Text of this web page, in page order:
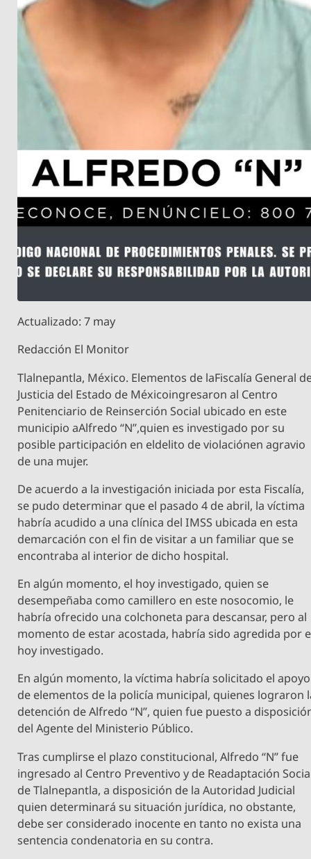
Actualizado: 7 may
Redacción El Monitor
Tlalnepantla, México. Elementos de laFiscalía General
Justicia del Estado de Méxicoingresaron al Centro
Penitenciario de Reinserción Social ubicado en este
municipio aAlfredo “N”,quien es investigado por su
posible participación en eldelito de violaciónen agravio
de una mujer.
De acuerdo a la investigación iniciada por esta Fiscalía,
se pudo determinar que el pasado 4 de abril, la víctima
habría acudido a una clínica del IMSS ubicada en esta
demarcación con el fin de visitar a un familiar que se
encontraba al interior de dicho hospital.
En algún momento, el hoy investigado, quien se
desempeñaba como camillero en este nosocomio, le
habría ofrecido una colchoneta para descansar, pero al
momento de estar acostada, habría sido agredida por
hoy investigado.
En algún momento, la víctima habría solicitado el apoyo
de elementos de la policía municipal, quienes lograron
detención de Alfredo “N”, quien fue puesto a
del Agente del Ministerio Público.
Tras cumplirse el plazo constitucional, Alfredo “N” fue
ingresado al Centro Preventivo y de Readaptación
de Tlalnepantla, a disposición de la Autoridad Judicial
quien determinará su situación jurídica, no obstante,
debe ser considerado inocente en tanto no exista una
sentencia condenatoria en su contra.